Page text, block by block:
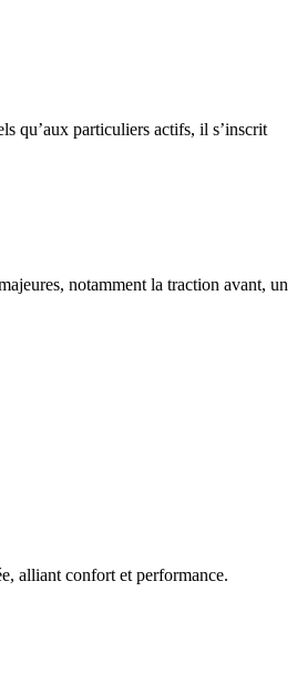
qu’aux particuliers actifs, il s’inscrit
notamment la traction avant, un
alliant confort et performance.